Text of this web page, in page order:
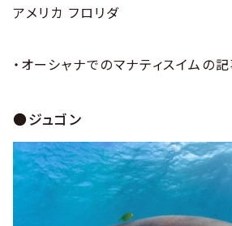
アメリカ フロリダ
・オーシャナでのマナティスイムの
●ジュゴン